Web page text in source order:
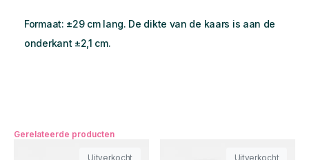
Formaat: ±29 cm lang. De dikte van de kaars is aan de
onderkant ±2,1 cm.
Gerelateerde producten
Uitverkocht Uitverkocht